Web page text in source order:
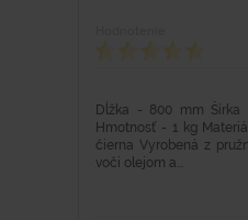
Dĺžka - 800 mm
Hmotnosť - 1 kg
čierna Vyrobená z
voči olejom a...